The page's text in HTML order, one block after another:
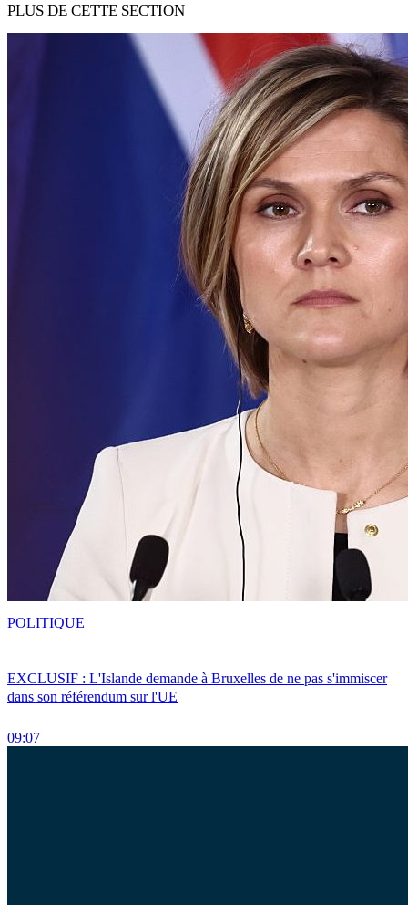
PLUS DE CETTE SECTION
EXCLUSIF : L'Islande demande à Bruxelles de ne pas s'immiscer
dans son référendum sur l'UE
09:07
POLITIQUE